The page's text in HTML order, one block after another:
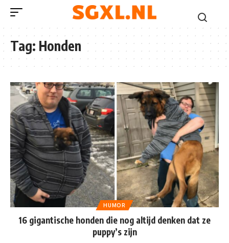
Tag: Honden
HUMOR
16 gigantische honden die nog altijd denken dat ze
puppy’s zijn